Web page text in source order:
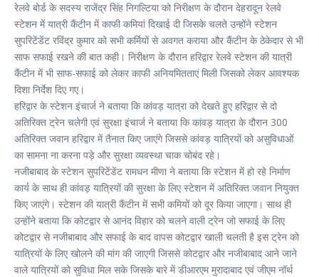
रेलवे बोर्ड के सदस्य राजेंद्र सिंह निगल्टिया को निरीक्षण के दौरान देहरादून रेलवे
स्टेशन में यात्री कैंटीन में काफी कमियां दिखाई दी जिसके चलते उन्होंने स्टेशन
सुपरिटेंडेंट रविंद्र कुमार को सभी कर्मियों से अवगत कराया और कैंटीन के ठेकेदार से भी
साफ सफाई रखने की बात कही। निरीक्षण के दौरान हरिद्वार रेलवे स्टेशन की यात्री
कैंटीन में भी साफ-सफाई को लेकर काफी अनियमितताएं मिली जिसको लेकर आवश्यक
दिशा निर्देश दिए गए।
हरिद्वार के स्टेशन इंचार्ज ने बताया कि कांवड़ यात्रा को देखते हुए हरिद्वार से दो
अतिरिक्त ट्रेन चलेगी एवं सुरक्षा इंचार्ज ने बताया कि कांवड़ यात्रा के दौरान 300
अतिरिक्त जवान हरिद्वार में तैनात किए जाएंगे जिससे कांवड़ यात्रियों को असुविधाओं
का सामना ना करना पड़े और सुरक्षा व्यवस्था चाक चोबंद रहे।
नजीबाबाद के स्टेशन सुपरिटेंडेंट रामधन मीणा ने बताया कि स्टेशन में हो रहे निर्माण
कार्य के साथ ही कांवड़ यात्रियों की सुरक्षा के लिए स्टेशन में अतिरिक्त जवान नियुक्त
किए जाएंगे। स्टेशन की यात्री कैंटीन में सभी कमियों को दूर किया जाएगा। साथ ही
उन्होंने बताया कि कोटद्वार से आनंद विहार को चलने वाली ट्रेन जो सफाई के लिए
कोटद्वार से नजीबाबाद और सफाई के बाद वापस कोटद्वार खाली चलती है इस ट्रेन को
यात्रियों के लिए खोलने की मांग की जाएगी जिससे कोटद्वार और नजीबाबाद आने जाने
वाले यात्रियों को सुविधा मिल सके जिसके बारे में डीआरएम मुरादाबाद एवं जीएम नॉर्थ